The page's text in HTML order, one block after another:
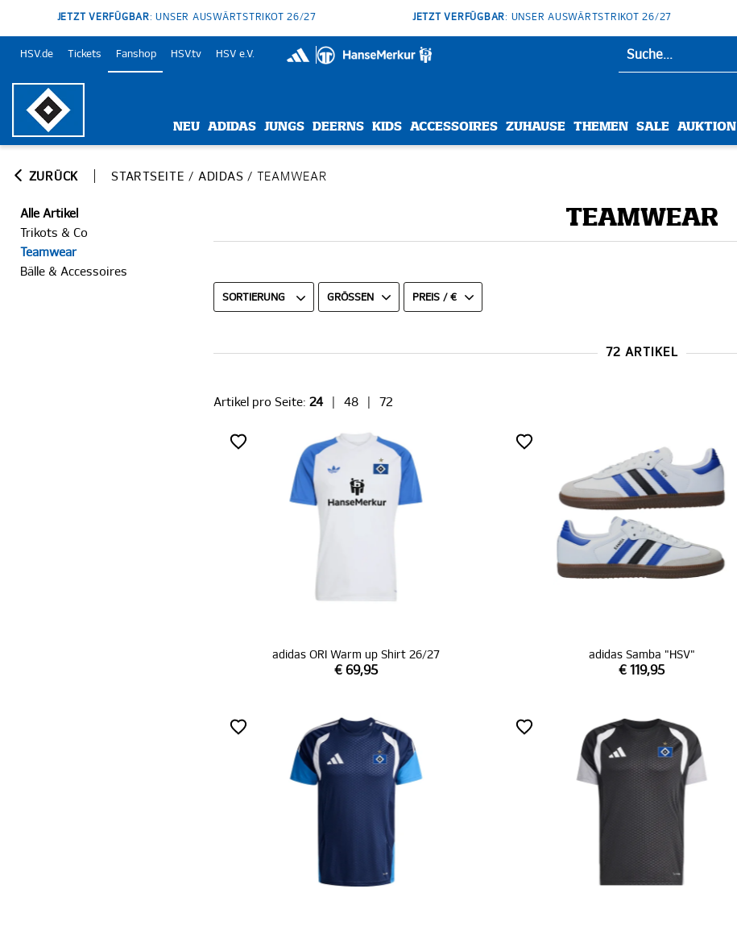
JETZT VERFÜGBAR: UNSER AUSWÄRTSTRIKOT 26/27 JETZT VERFÜGBAR: UNSER AUSWÄRTSTRIKOT 26/27
HSV.de Tickets Fanshop HSV.tv HSV e.V.
NEU ADIDAS JUNGS DEERNS KIDS ACCESSOIRES ZUHAUSE THEMEN SALE AUKTION
ZURÜCK STARTSEITE / ADIDAS / TEAMWEAR
Alle Artikel
Trikots & Co
Teamwear
Bälle & Accessoires
TEAMWEAR
SORTIERUNG GRÖSSEN PREIS / €
72 ARTIKEL
Artikel pro Seite: 24 48 72
adidas ORI Warm up Shirt 26/27
€ 69,95
adidas Samba "HSV"
€ 119,95